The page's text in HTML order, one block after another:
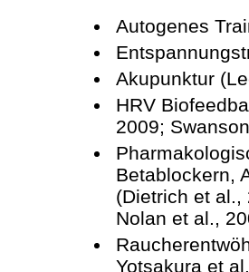
Autogenes
Akupunktur
HRV
2009;
Betablockern,
(Dietrich et
Nolan et al.,
Yotsakura et